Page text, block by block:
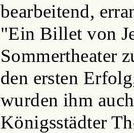
bearbeitend,
"Ein Billet von
Sommertheater
den ersten
wurden ihm
Königsstädter